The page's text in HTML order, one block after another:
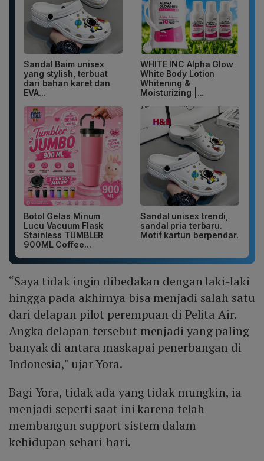
Sandal Baim unisex
yang stylish, terbuat
dari bahan karet dan
EVA...
WHITE INC Alpha Glow
White Body Lotion
Whitening &
Moisturizing |...
Botol Gelas Minum
Lucu Vacuum Flask
Stainless TUMBLER
900ML Coffee...
Sandal unisex trendi,
sandal pria terbaru.
Motif kartun berpendar.
“Saya tidak ingin dibedakan dengan laki-laki
hingga pada akhirnya bisa menjadi salah satu
dari delapan pilot perempuan di Pelita Air.
Angka delapan tersebut menjadi yang paling
banyak di antara maskapai penerbangan di
Indonesia," ujar Yora.
Bagi Yora, tidak ada yang tidak mungkin, ia
menjadi seperti saat ini karena telah
membangun support sistem dalam
kehidupan sehari-hari.